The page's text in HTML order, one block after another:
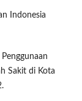
Indonesia
Sakit di Kota